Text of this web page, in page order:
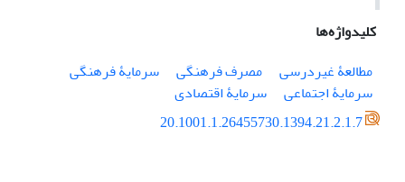
کلیدواژه‌ها
مطالعۀ غیردرسی
مصرف فرهنگی
سرمایۀ فرهنگی
سرمایۀ اجتماعی
سرمایۀ اقتصادی
20.1001.1.26455730.1394.21.2.1.7